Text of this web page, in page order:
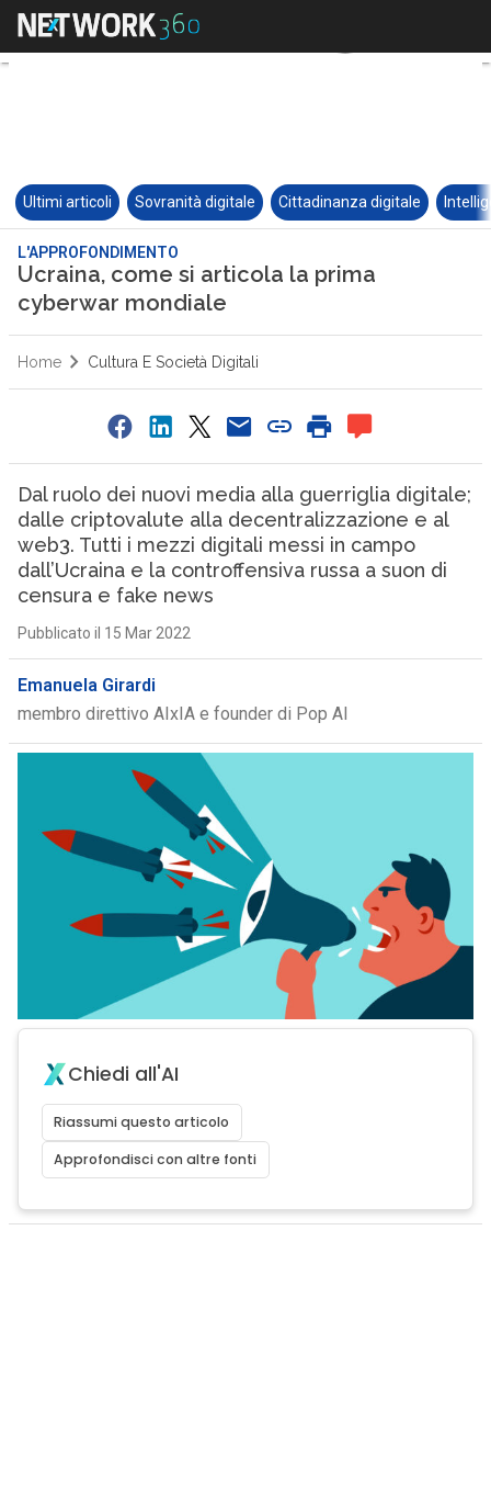
Ultimi articoli Sovranità digitale Cittadinanza digitale
L'APPROFONDIMENTO
Ucraina, come si articola la prima
cyberwar mondiale
Home Cultura E Società Digitali
Dal ruolo dei nuovi media alla guerriglia digitale;
dalle criptovalute alla decentralizzazione e al
web3. Tutti i mezzi digitali messi in campo
dall’Ucraina e la controffensiva russa a suon di
censura e fake news
Pubblicato il 15 Mar 2022
Emanuela Girardi
membro direttivo AIxIA e founder di Pop AI
Chiedi all'AI
Riassumi questo articolo
Approfondisci con altre fonti